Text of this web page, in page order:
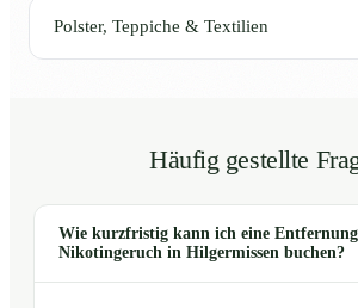
Polster, Teppiche & Textilien
Häufig gestellte
Wie kurzfristig kann ich eine
Nikotingeruch in Hilgermissen buchen?